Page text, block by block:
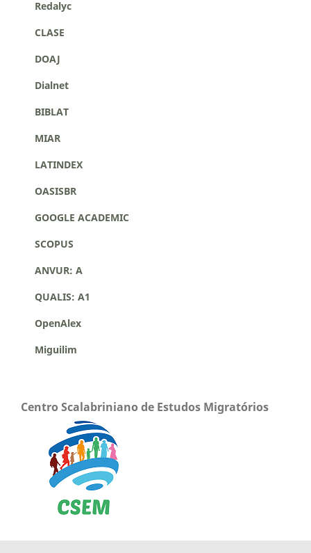
Redalyc
CLASE
DOAJ
Dialnet
BIBLAT
MIAR
LATINDEX
OASISBR
GOOGLE ACADEMIC
SCOPUS
ANVUR: A
QUALIS: A1
OpenAlex
Miguilim
Centro Scalabriniano de Estudos Migratórios